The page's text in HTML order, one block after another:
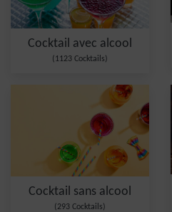
Cocktail avec alcool
(1123 Cocktails)
Cocktail sans alcool
(293 Cocktails)